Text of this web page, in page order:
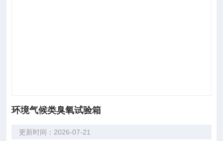
环境气候类臭氧试验箱
更新时间：2026-07-21